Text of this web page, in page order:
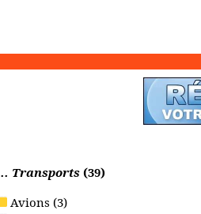
.. Transports (39)
Avions (3)